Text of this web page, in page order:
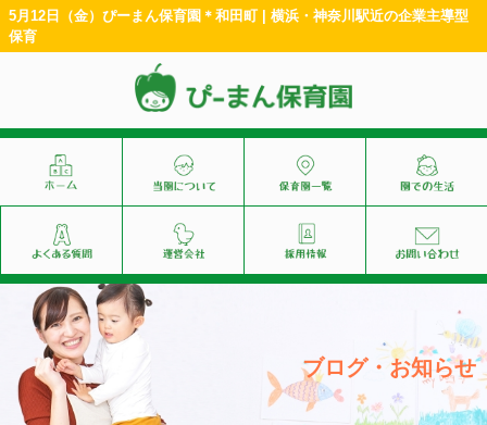
5月12日（金）ぴーまん保育園＊和田町 | 横浜・神奈川駅近の企業主導型
保育
ブログ・お知らせ